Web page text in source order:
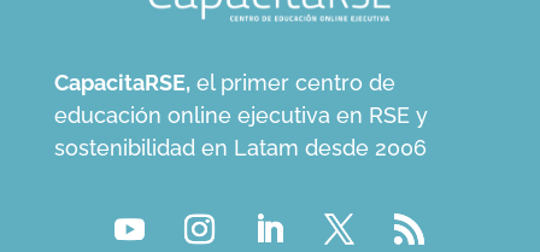
CapacitaRSE, el primer centro de
educación online ejecutiva en RSE y
sostenibilidad en Latam desde 2006